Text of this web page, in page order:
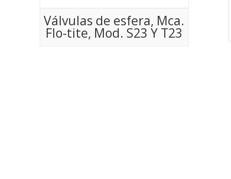
Válvulas de esfera, Mca.
Flo-tite, Mod. S23 Y T23